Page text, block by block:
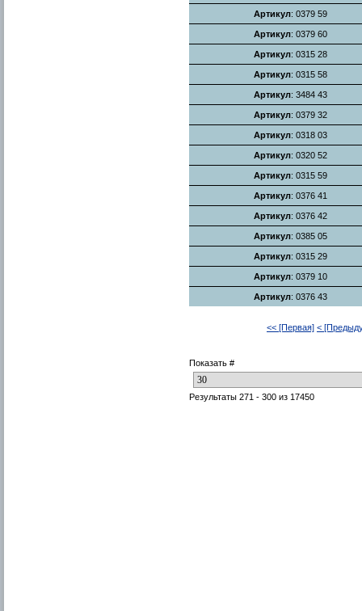
Артикул: 0379 59
Артикул: 0379 60
Артикул: 0315 28
Артикул: 0315 58
Артикул: 3484 43
Артикул: 0379 32
Артикул: 0318 03
Артикул: 0320 52
Артикул: 0315 59
Артикул: 0376 41
Артикул: 0376 42
Артикул: 0385 05
Артикул: 0315 29
Артикул: 0379 10
Артикул: 0376 43
<< [Первая] <
Показать #
Результаты 271 - 300 из 17450